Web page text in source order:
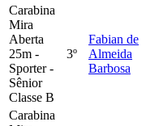
Carabina
Mira
Aberta
25m -
Sporter -
Sênior
Classe B
3º
Fabian de
Almeida
Barbosa
Carabina